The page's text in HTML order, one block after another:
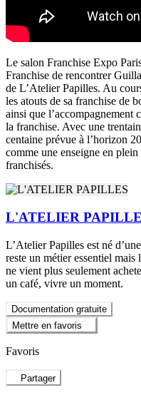
Le salon Franchise Expo
Franchise de rencontrer
de L’Atelier Papilles. Au
les atouts de sa franchise de
ainsi que l’accompagnement
la franchise. Avec une
centaine prévue à l’horizon
comme une enseigne en
franchisés.
L'ATELIER
L’Atelier Papilles est né
reste un métier essentiel
ne vient plus seulement
un café, vivre un moment.
Documentation gratuite
Mettre en favoris
Favoris
Partager